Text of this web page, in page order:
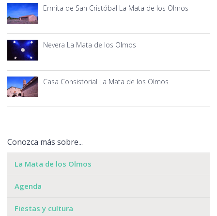
Ermita de San Cristóbal La Mata de los Olmos
Nevera La Mata de los Olmos
Casa Consistorial La Mata de los Olmos
Conozca más sobre...
La Mata de los Olmos
Agenda
Fiestas y cultura